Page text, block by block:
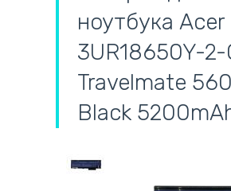
ноутбука Acer
3UR18650Y-2-
Travelmate
Black